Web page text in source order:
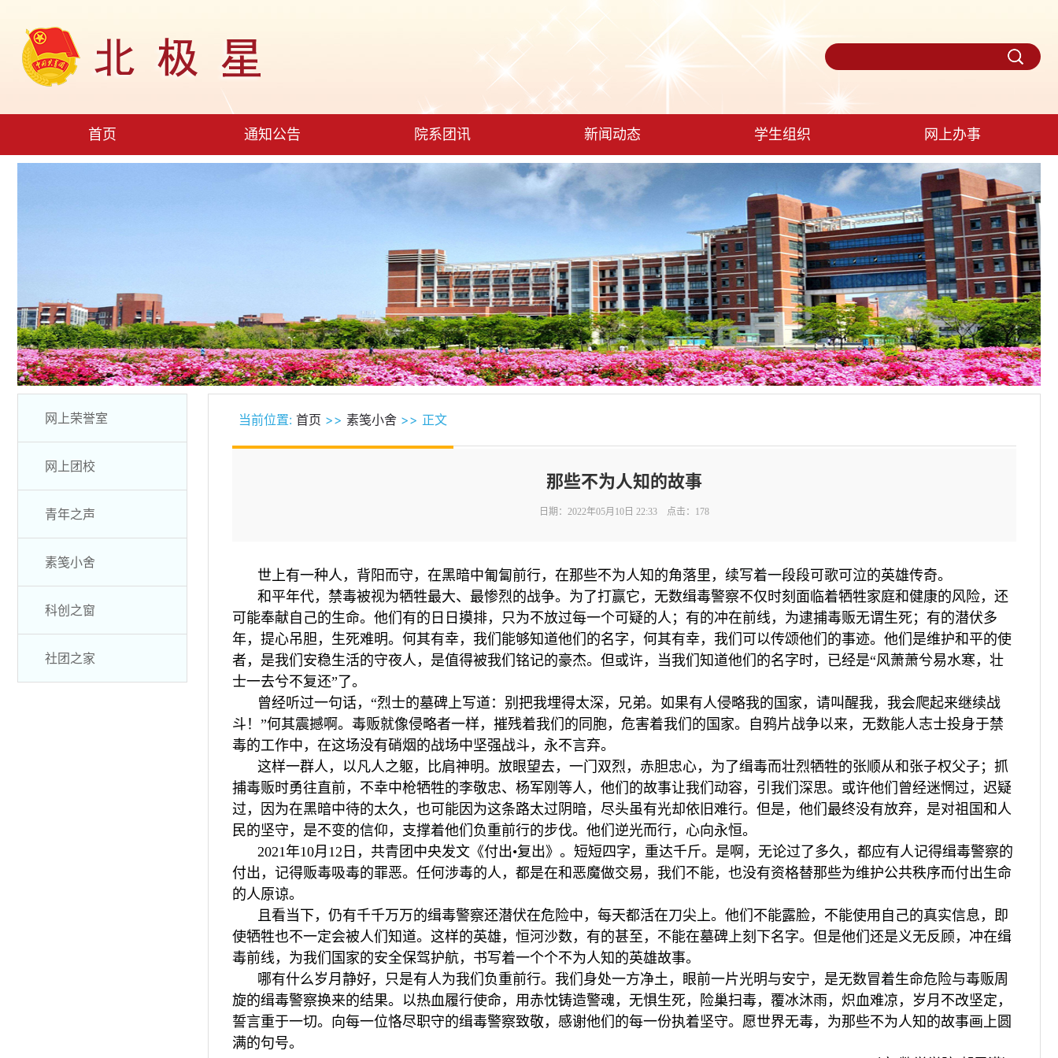
首页 通知公告 院系团讯 新闻动态 学生组织 网上办事
网上荣誉室
网上团校
青年之声
素笺小舍
科创之窗
社团之家
当前位置: 首页 >> 素笺小舍 >> 正文
那些不为人知的故事
日期：2022年05月10日 22:33 点击： 178
世上有一种人，背阳而守，在黑暗中匍匐前行，在那些不为人知的角落里，续写着一段段可歌可泣的英雄传奇。
和平年代，禁毒被视为牺牲最大、最惨烈的战争。为了打赢它，无数缉毒警察不仅时刻面临着牺牲家庭和健康的风险，还
可能奉献自己的生命。他们有的日日摸排，只为不放过每一个可疑的人；有的冲在前线，为逮捕毒贩无谓生死；有的潜伏多
年，提心吊胆，生死难明。何其有幸，我们能够知道他们的名字，何其有幸，我们可以传颂他们的事迹。他们是维护和平的使
者，是我们安稳生活的守夜人，是值得被我们铭记的豪杰。但或许，当我们知道他们的名字时，已经是“风萧萧兮易水寒，壮
士一去兮不复还”了。
曾经听过一句话，“烈士的墓碑上写道：别把我埋得太深，兄弟。如果有人侵略我的国家，请叫醒我，我会爬起来继续战
斗！”何其震撼啊。毒贩就像侵略者一样，摧残着我们的同胞，危害着我们的国家。自鸦片战争以来，无数能人志士投身于禁
毒的工作中，在这场没有硝烟的战场中坚强战斗，永不言弃。
这样一群人，以凡人之躯，比肩神明。放眼望去，一门双烈，赤胆忠心，为了缉毒而壮烈牺牲的张顺从和张子权父子；抓
捕毒贩时勇往直前，不幸中枪牺牲的李敬忠、杨军刚等人，他们的故事让我们动容，引我们深思。或许他们曾经迷惘过，迟疑
过，因为在黑暗中待的太久，也可能因为这条路太过阴暗，尽头虽有光却依旧难行。但是，他们最终没有放弃，是对祖国和人
民的坚守，是不变的信仰，支撑着他们负重前行的步伐。他们逆光而行，心向永恒。
2021年10月12日，共青团中央发文《付出•复出》。短短四字，重达千斤。是啊，无论过了多久，都应有人记得缉毒警察的
付出，记得贩毒吸毒的罪恶。任何涉毒的人，都是在和恶魔做交易，我们不能，也没有资格替那些为维护公共秩序而付出生命
的人原谅。
且看当下，仍有千千万万的缉毒警察还潜伏在危险中，每天都活在刀尖上。他们不能露脸，不能使用自己的真实信息，即
使牺牲也不一定会被人们知道。这样的英雄，恒河沙数，有的甚至，不能在墓碑上刻下名字。但是他们还是义无反顾，冲在缉
毒前线，为我们国家的安全保驾护航，书写着一个个不为人知的英雄故事。
哪有什么岁月静好，只是有人为我们负重前行。我们身处一方净土，眼前一片光明与安宁，是无数冒着生命危险与毒贩周
旋的缉毒警察换来的结果。以热血履行使命，用赤忱铸造警魂，无惧生死，险巢扫毒，覆冰沐雨，炽血难凉，岁月不改坚定，
誓言重于一切。向每一位恪尽职守的缉毒警察致敬，感谢他们的每一份执着坚守。愿世界无毒，为那些不为人知的故事画上圆
满的句号。